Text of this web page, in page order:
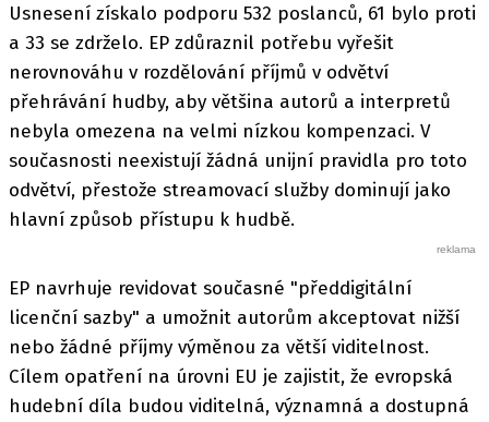
Usnesení získalo podporu 532 poslanců, 61 bylo proti
a 33 se zdrželo. EP zdůraznil potřebu vyřešit
nerovnováhu v rozdělování příjmů v odvětví
přehrávání hudby, aby většina autorů a interpretů
nebyla omezena na velmi nízkou kompenzaci. V
současnosti neexistují žádná unijní pravidla pro toto
odvětví, přestože streamovací služby dominují jako
hlavní způsob přístupu k hudbě.
EP navrhuje revidovat současné "předdigitální
licenční sazby" a umožnit autorům akceptovat nižší
nebo žádné příjmy výměnou za větší viditelnost.
Cílem opatření na úrovni EU je zajistit, že evropská
hudební díla budou viditelná, významná a dostupná